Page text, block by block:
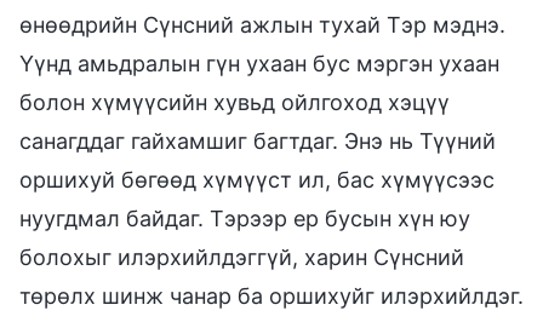
өнөөдрийн Сүнсний ажлын тухай Тэр мэднэ.
Үүнд амьдралын гүн ухаан бус мэргэн ухаан
болон хүмүүсийн хувьд ойлгоход хэцүү
санагддаг гайхамшиг багтдаг. Энэ нь Түүний
оршихуй бөгөөд хүмүүст ил, бас хүмүүсээс
нуугдмал байдаг. Тэрээр ер бусын хүн юу
болохыг илэрхийлдэггүй, харин Сүнсний
төрөлх шинж чанар ба оршихуйг илэрхийлдэг.